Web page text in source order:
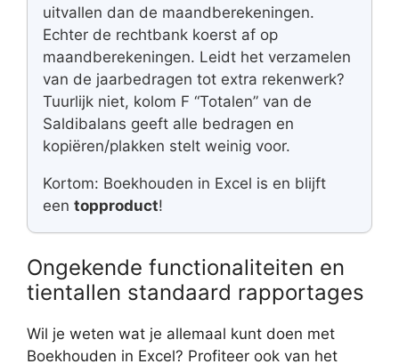
uitvallen dan de maandberekeningen.
Echter de rechtbank koerst af op
maandberekeningen. Leidt het verzamelen
van de jaarbedragen tot extra rekenwerk?
Tuurlijk niet, kolom F “Totalen” van de
Saldibalans geeft alle bedragen en
kopiëren/plakken stelt weinig voor.
Kortom: Boekhouden in Excel is en blijft
een topproduct!
Ongekende functionaliteiten en
tientallen standaard rapportages
Wil je weten wat je allemaal kunt doen met
Boekhouden in Excel? Profiteer ook van het